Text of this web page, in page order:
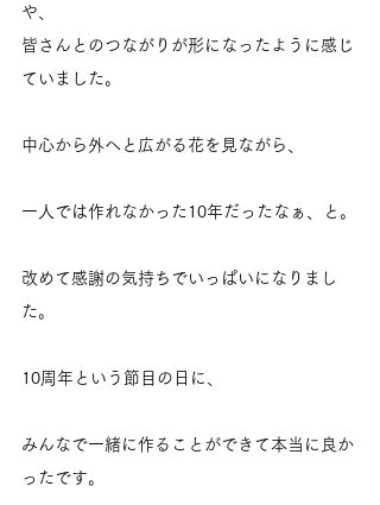
や、
皆さんとのつながりが形になったように感じ
ていました。
中心から外へと広がる花を見ながら、
一人では作れなかった10年だったなぁ、と。
改めて感謝の気持ちでいっぱいになりまし
た。
10周年という節目の日に、
みんなで一緒に作ることができて本当に良か
ったです。